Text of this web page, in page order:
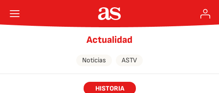
Actualidad
Noticias ASTV
HISTORIA